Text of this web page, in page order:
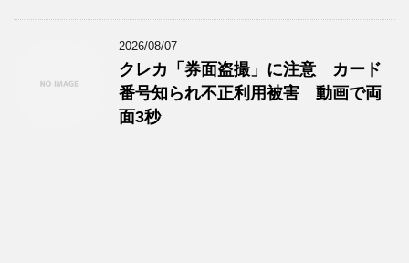
2026/08/07
クレカ「券面盗撮」に注意 カード
番号知られ不正利用被害 動画で両
面3秒